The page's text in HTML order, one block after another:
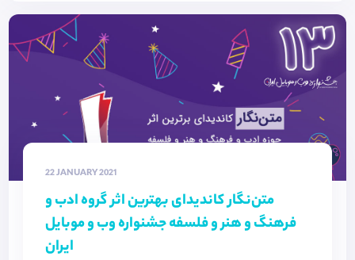
22 JANUARY 2021
متن‌نگار کاندیدای بهترین اثر گروه ادب و
فرهنگ و هنر و فلسفه جشنواره وب و موبایل
ایران